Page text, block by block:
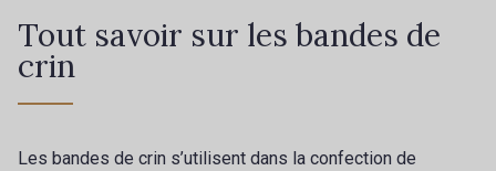
Tout savoir sur les bandes de
crin
Les bandes de crin s’utilisent dans la confection de